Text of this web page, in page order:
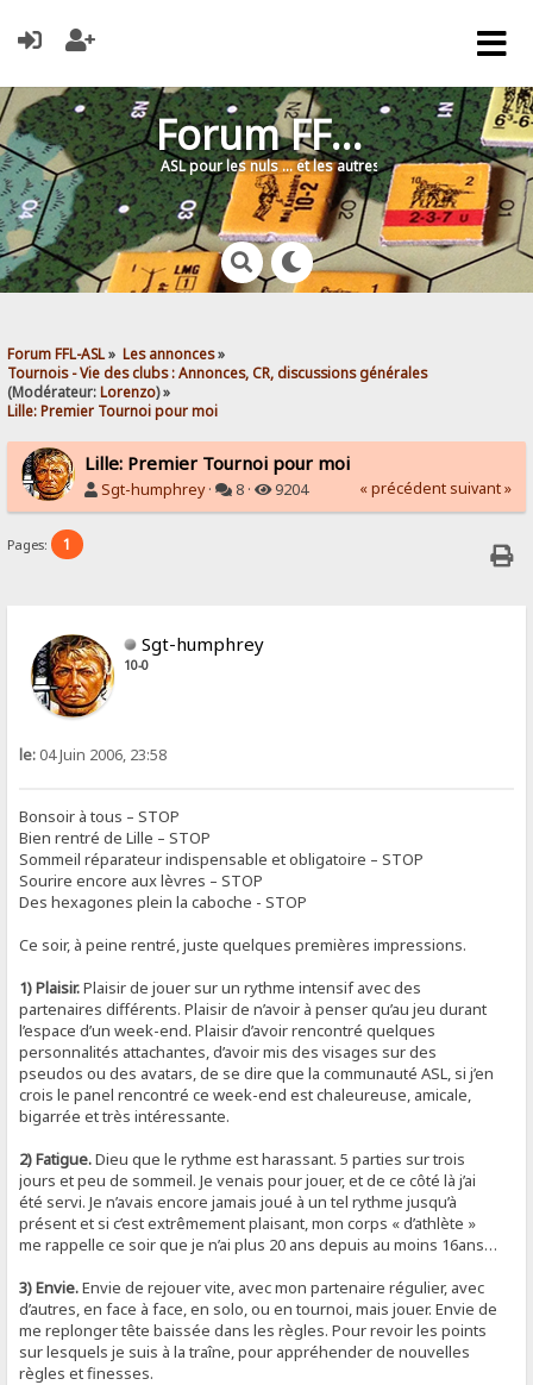
Forum FFL-ASL
ASL pour les nuls … et les autres !
Forum FFL-ASL» Les annonces»
Tournois - Vie des clubs : Annonces, CR, discussions générales
(Modérateur:Lorenzo) »
Lille: Premier Tournoi pour moi
Lille: Premier Tournoi pour moi
Sgt-humphrey· 8 · 9204 « précédent suivant »
Pages: 1
Sgt-humphrey
10-0
le: 04 Juin 2006, 23:58
Bonsoir à tous – STOP
Bien rentré de Lille – STOP
Sommeil réparateur indispensable et obligatoire – STOP
Sourire encore aux lèvres – STOP
Des hexagones plein la caboche - STOP
Ce soir, à peine rentré, juste quelques premières impressions.
1) Plaisir.Plaisir de jouer sur un rythme intensif avec des
partenaires différents. Plaisir de n’avoir à penser qu’au jeu durant
l’espace d’un week-end. Plaisir d’avoir rencontré quelques
personnalités attachantes, d’avoir mis des visages sur des
pseudos ou des avatars, de se dire que la communauté ASL, si j’en
crois le panel rencontré ce week-end est chaleureuse, amicale,
bigarrée et très intéressante.
2) Fatigue.Dieu que le rythme est harassant. 5 parties sur trois
jours et peu de sommeil. Je venais pour jouer, et de ce côté là j’ai
été servi. Je n’avais encore jamais joué à un tel rythme jusqu’à
présent et si c’est extrêmement plaisant, mon corps « d’athlète »
me rappelle ce soir que je n’ai plus 20 ans depuis au moins 16ans…
3) Envie.Envie de rejouer vite, avec mon partenaire régulier, avec
d’autres, en face à face, en solo, ou en tournoi, mais jouer. Envie de
me replonger tête baissée dans les règles. Pour revoir les points
sur lesquels je suis à la traîne, pour appréhender de nouvelles
règles et finesses.